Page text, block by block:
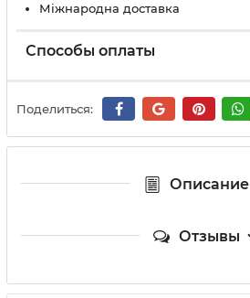
Міжнародна доставка
Способы оплаты
Поделиться:
Описание
Отзывы